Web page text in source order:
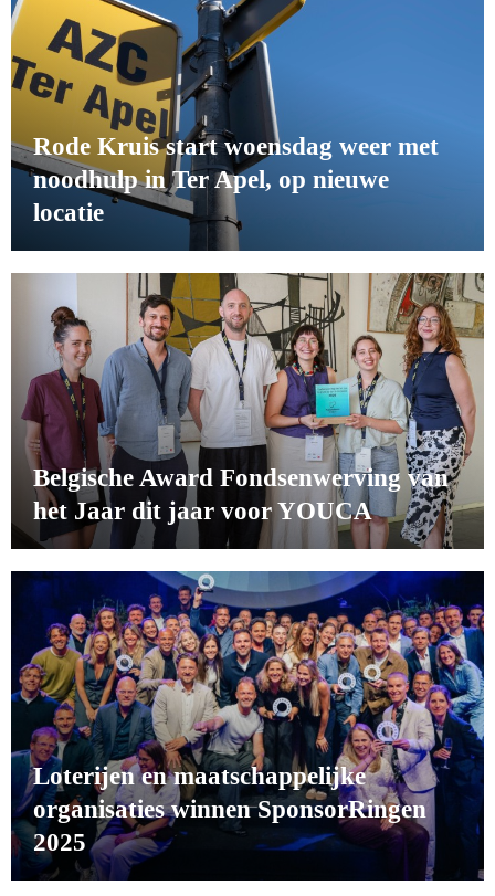
Rode Kruis start woensdag weer met
noodhulp in Ter Apel, op nieuwe
locatie
Belgische Award Fondsenwerving van
het Jaar dit jaar voor YOUCA
Loterijen en maatschappelijke
organisaties winnen SponsorRingen
2025